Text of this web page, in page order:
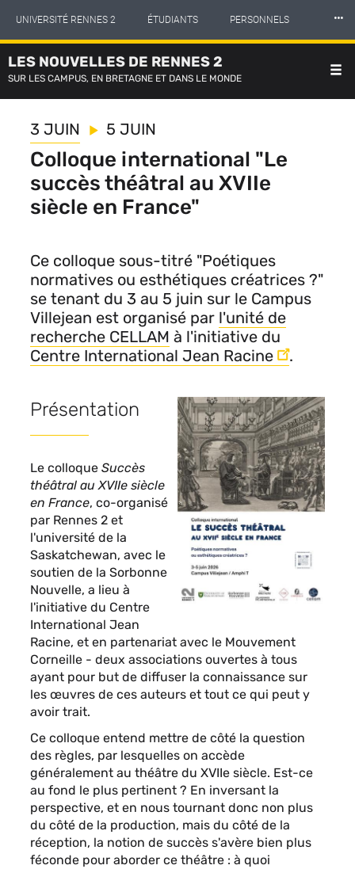
contenu
principal
UNIVERSITÉ RENNES 2 ÉTUDIANTS PERSONNELS
INTERNATIONAL PROFESSIONNELS
LES NOUVELLES DE RENNES 2
⸱⸱⸱
LES NOUVELLES DE RENNES 2
SUR LES CAMPUS, EN BRETAGNE ET DANS LE MONDE
3 JUIN 5 JUIN
Colloque international "Le
succès théâtral au XVIIe
siècle en France"
Ce colloque sous-titré "Poétiques
normatives ou esthétiques créatrices ?"
se tenant du 3 au 5 juin sur le Campus
Villejean est organisé par l'unité de
recherche CELLAM à l'initiative du
Centre International Jean Racine
.
Contenu
sous
forme
paragraphes
Présentation
Le colloque Succès
théâtral au XVIIe siècle
en France, co-organisé
par Rennes 2 et
l'université de la
Saskatchewan, avec le
soutien de la Sorbonne
Nouvelle, a lieu à
l'initiative du Centre
International Jean
Racine, et en partenariat avec le Mouvement
Corneille - deux associations ouvertes à tous
ayant pour but de diffuser la connaissance sur
les œuvres de ces auteurs et tout ce qui peut y
avoir trait.
Ce colloque entend mettre de côté la question
des règles, par lesquelles on accède
généralement au théâtre du XVIIe siècle. Est-ce
au fond le plus pertinent ? En inversant la
perspective, et en nous tournant donc non plus
du côté de la production, mais du côté de la
réception, la notion de succès s'avère bien plus
féconde pour aborder ce théâtre : à quoi